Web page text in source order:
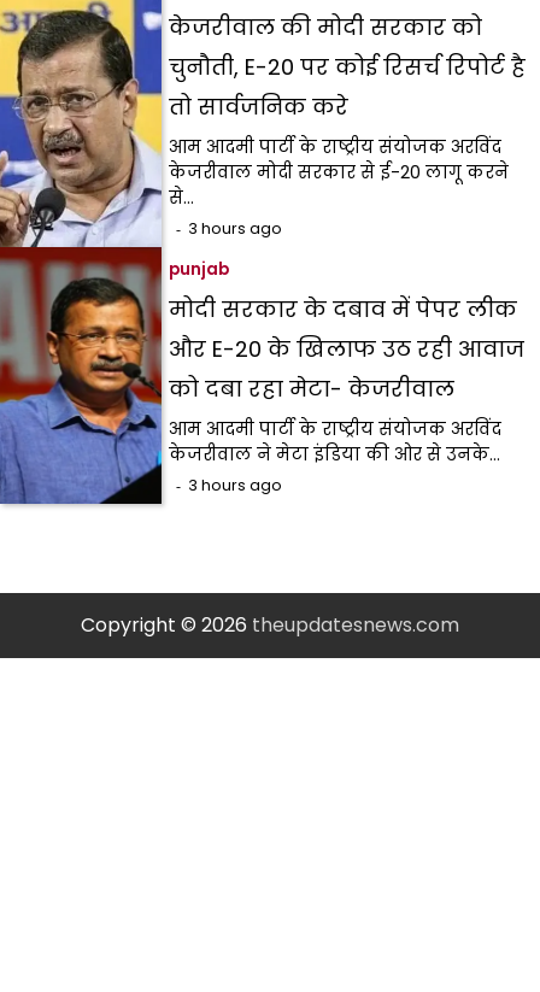
केजरीवाल की मोदी सरकार को
चुनौती, E-20 पर कोई रिसर्च रिपोर्ट है
तो सार्वजनिक करे
आम आदमी पार्टी के राष्ट्रीय संयोजक अरविंद
केजरीवाल मोदी सरकार से ई-20 लागू करने
से…
3 hours ago
punjab
मोदी सरकार के दबाव में पेपर लीक
और E-20 के खिलाफ उठ रही आवाज
को दबा रहा मेटा- केजरीवाल
आम आदमी पार्टी के राष्ट्रीय संयोजक अरविंद
केजरीवाल ने मेटा इंडिया की ओर से उनके…
3 hours ago
Copyright © 2026 theupdatesnews.com